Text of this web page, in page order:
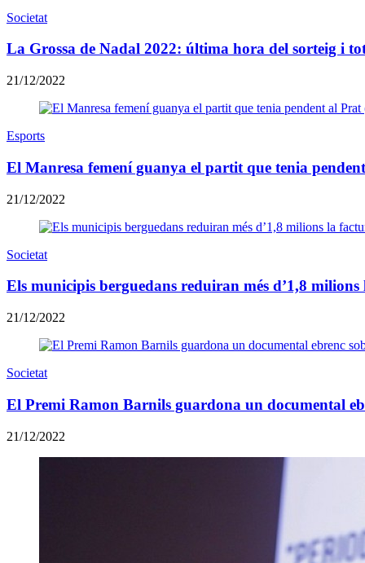
Societat
La Grossa de Nadal 2022: última hora del sorteig i
21/12/2022
Esports
El Manresa femení guanya el partit que tenia
21/12/2022
Societat
Els municipis berguedans reduiran més d’1,8
21/12/2022
Societat
El Premi Ramon Barnils guardona un documental
21/12/2022